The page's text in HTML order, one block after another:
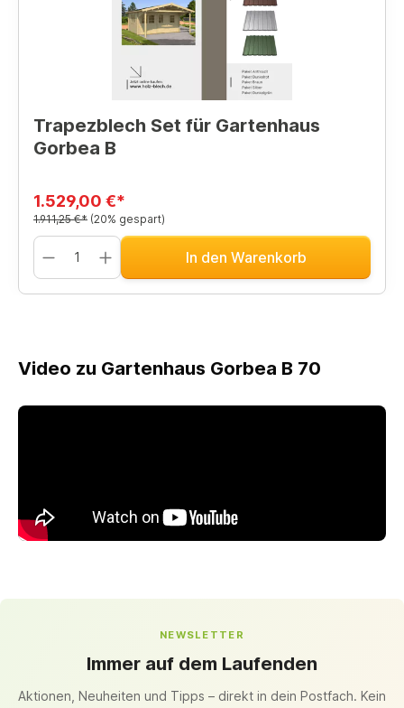
Trapezblech Set für Gartenhaus
Gorbea B
1.529,00 €*
1.911,25 €* (20% gespart)
In den Warenkorb
Video zu Gartenhaus Gorbea B 70
NEWSLETTER
Immer auf dem Laufenden
Aktionen, Neuheiten und Tipps – direkt in dein Postfach. Kein